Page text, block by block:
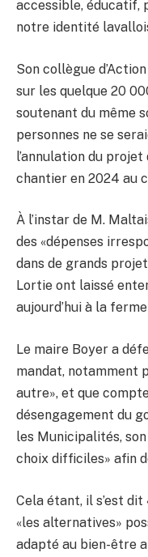
accessible, éducatif,
notre identité
Son collègue
sur les quelque 20
soutenant du même
personnes ne se
l’annulation du
chantier en 2024 au
À l’instar de M.
des «dépenses
dans de grands
Lortie ont laissé
aujourd’hui à la
Le maire Boyer a
mandat, notamment
autre», et que
désengagement du
les Municipalités,
choix difficiles» afin
Cela étant, il s’est
«les alternatives»
adapté au bien-être